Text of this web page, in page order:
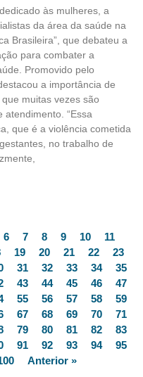
às mulheres, a
da área da saúde na
Brasileira”, que debateu a
para combater a
Promovido pelo
a importância de
muitas vezes são
“Essa
que é a violência cometida
no trabalho de
6 7 8 9 10
11
19 20 21 22
23
31 32 33 34
35
43 44 45 46
47
55 56 57 58
59
67 68 69 70
71
79 80 81 82
83
91 92 93 94
95
Anterior »